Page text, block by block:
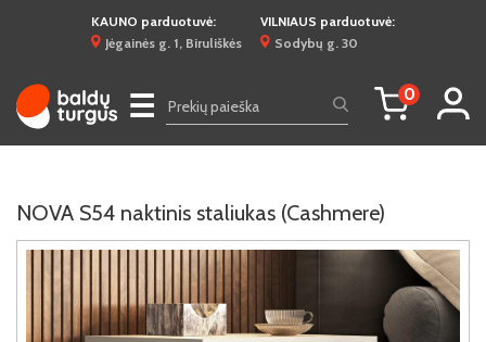
KAUNO parduotuvė:
Jėgainės g. 1, Biruliškės
VILNIAUS parduotuvė:
Sodybų g. 30
☰ 0
NOVA S54 naktinis staliukas (Cashmere)